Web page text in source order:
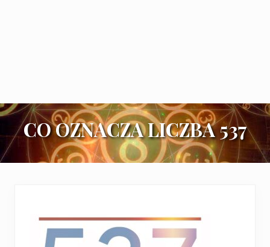
CO OZNACZA LICZBA 537